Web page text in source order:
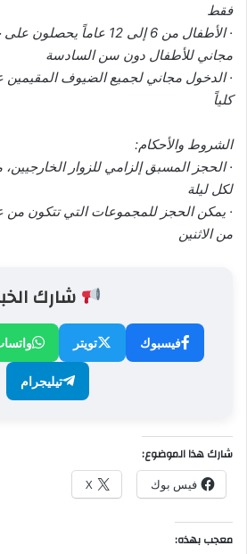
فقط
مجاني للأطفال دون سن السادسة
· الدخول مجاني لجميع الضيوف المقيمين
كلياً
الشروط والأحكام:
لكل ليلة
· يمكن الحجز للمجموعات التي تتكون من
من الاثنين
شارك
فيسبوك تويتر
تيليجرام
شارك هذا الموضوع:
فيس بوك X
معجب بهذه: